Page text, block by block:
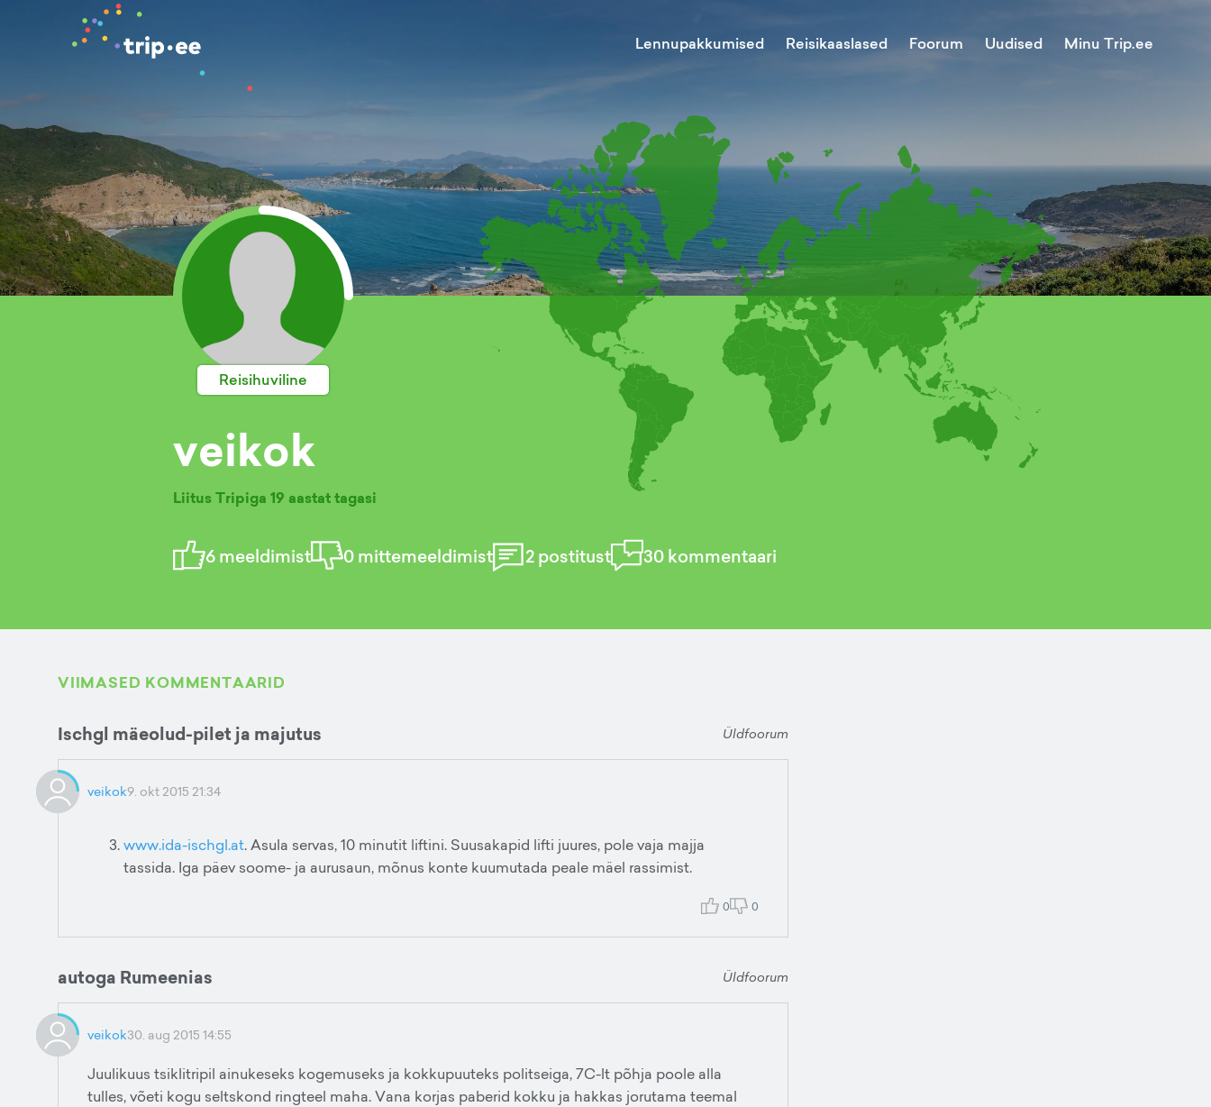
Lennupakkumised Reisikaaslased Foorum Uudised Minu Trip.ee
Reisihuviline
veikok
Liitus Tripiga 19 aastat tagasi
6meeldimist 0mittemeeldimist 2postitust 30kommentaari
VIIMASED KOMMENTAARID
Ischgl mäeolud-pilet ja majutus Üldfoorum
veikok9. okt 2015 21:34
www.ida-ischgl.at. Asula servas, 10 minutit liftini. Suusakapid lifti juures, pole vaja majja
tassida. Iga päev soome- ja aurusaun, mõnus konte kuumutada peale mäel rassimist.
0 0
autoga Rumeenias Üldfoorum
veikok30. aug 2015 14:55
Juulikuus tsiklitripil ainukeseks kogemuseks ja kokkupuuteks politseiga, 7C-lt põhja poole alla
tulles, võeti kogu seltskond ringteel maha. Vana korjas paberid kokku ja hakkas jorutama teemal